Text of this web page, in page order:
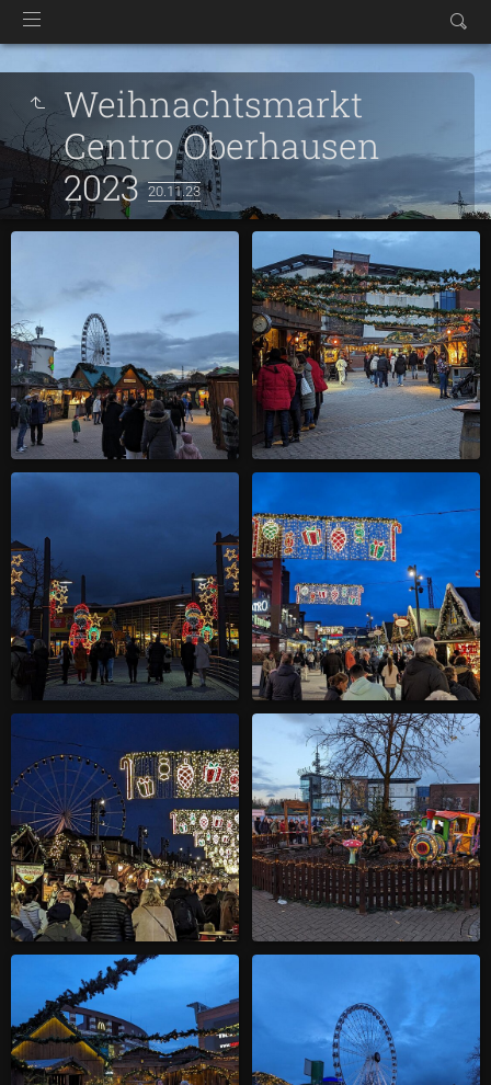
Weihnachtsmarkt
Centro Oberhausen
202320.11.23